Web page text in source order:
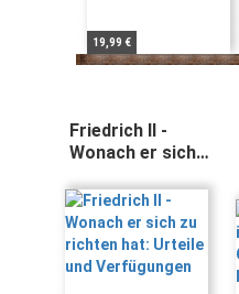
19,99 €
Friedrich II -
Wonach er sich
Urteile und
Verfügungen